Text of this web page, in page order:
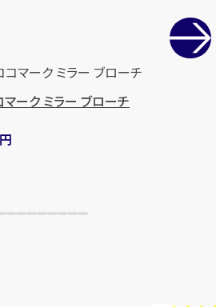
今すぐ査定金額をお伝えいた
お電話
始除く)
ーク ミラー ブローチ